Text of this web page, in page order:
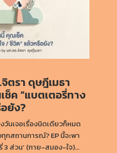
ตรา ดุษฎีเมธา
ช็ค “แบตเตอรี่ทาง
ยัง?
วันเจอเรื่องนิดเดียวก็หมด
กสถานการณ์? EP นี้จะพา
ส่วน’ (กาย-สมอง-ใจ)...